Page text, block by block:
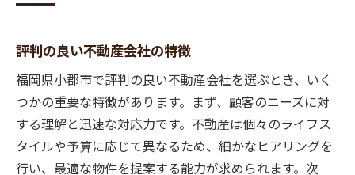
評判の良い不動産会社の特徴
福岡県小郡市で評判の良い不動産会社を選ぶとき、いく
つかの重要な特徴があります。まず、顧客のニーズに対
する理解と迅速な対応力です。不動産は個々のライフス
タイルや予算に応じて異なるため、細かなヒアリングを
行い、最適な物件を提案する能力が求められます。次